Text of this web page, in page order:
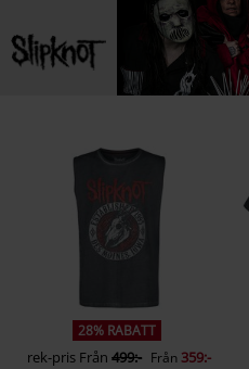
28% RABATT
rek-pris Från499:- Från359:-